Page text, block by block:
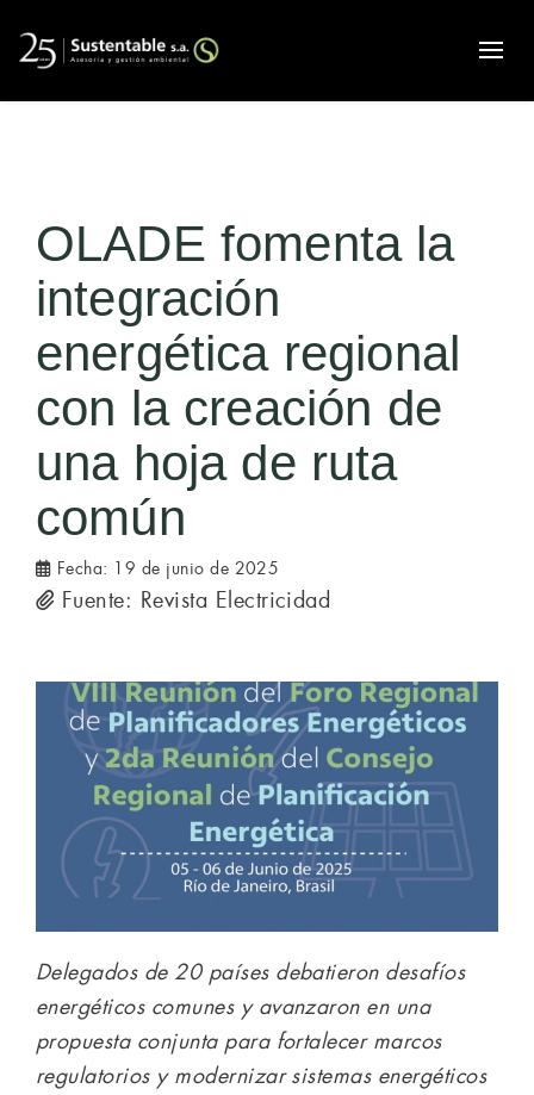
OLADE fomenta la
integración
energética regional
con la creación de
una hoja de ruta
común
Fecha: 19 de junio de 2025
Fuente: Revista Electricidad
Delegados de 20 países debatieron desafíos
energéticos comunes y avanzaron en una
propuesta conjunta para fortalecer marcos
regulatorios y modernizar sistemas energéticos